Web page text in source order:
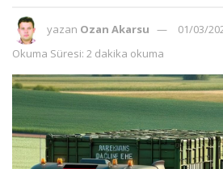
yazan Ozan Akarsu
01/03/
Okuma Süresi: 2 dakika okuma